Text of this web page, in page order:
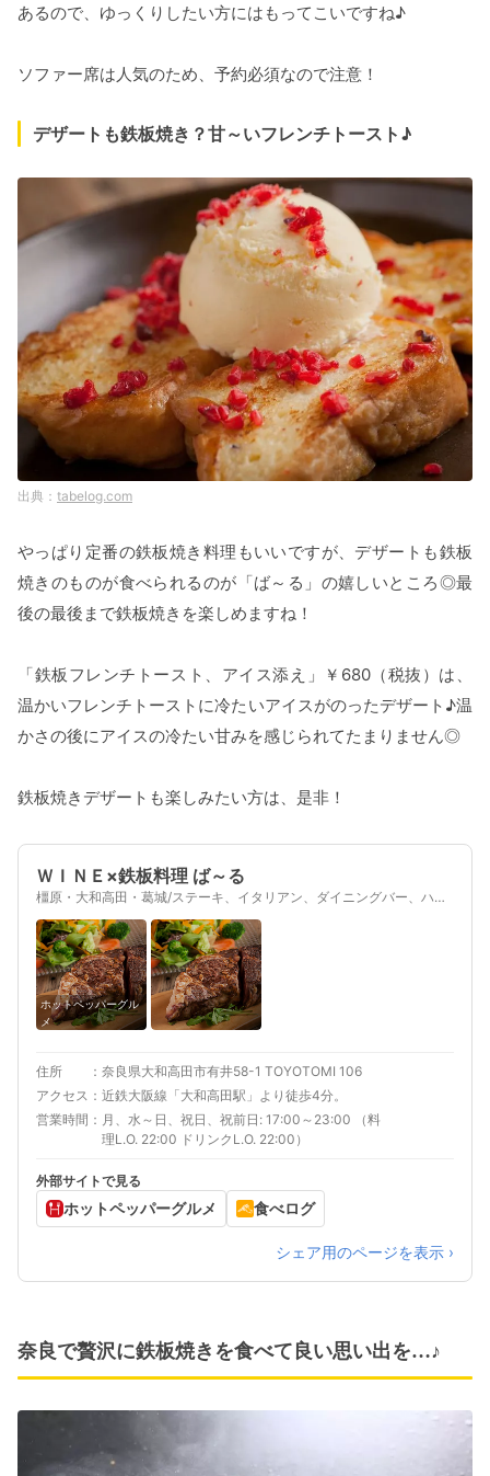
あるので、ゆっくりしたい方にはもってこいですね♪
ソファー席は人気のため、予約必須なので注意！
デザートも鉄板焼き？甘～いフレンチトースト♪
tabelog.com
やっぱり定番の鉄板焼き料理もいいですが、デザートも鉄板
焼きのものが食べられるのが「ば～る」の嬉しいところ◎最
後の最後まで鉄板焼きを楽しめますね！
「鉄板フレンチトースト、アイス添え」￥680（税抜）は、
温かいフレンチトーストに冷たいアイスがのったデザート♪温
かさの後にアイスの冷たい甘みを感じられてたまりません◎
鉄板焼きデザートも楽しみたい方は、是非！
ＷＩＮＥ×鉄板料理 ば～る
橿原・大和高田・葛城/ステーキ、イタリアン、ダイニングバー、ハン
ホットペッパーグル
メ
住所
奈良県大和高田市有井58-1 TOYOTOMI 106
アクセス
近鉄大阪線「大和高田駅」より徒歩4分。
営業時間
月、水～日、祝日、祝前日: 17:00～23:00 （料
理L.O. 22:00 ドリンクL.O. 22:00）
外部サイトで見る
ホットペッパーグルメ 食べログ
シェア用のページを表示 ›
奈良で贅沢に鉄板焼きを食べて良い思い出を…♪